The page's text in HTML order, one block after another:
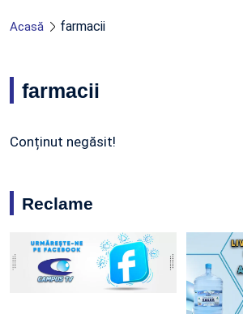
Acasă farmacii
farmacii
Conținut negăsit!
Reclame